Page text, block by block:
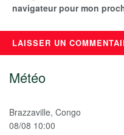
navigateur pour mon
Météo
Brazzaville, Congo
08/08 10:00